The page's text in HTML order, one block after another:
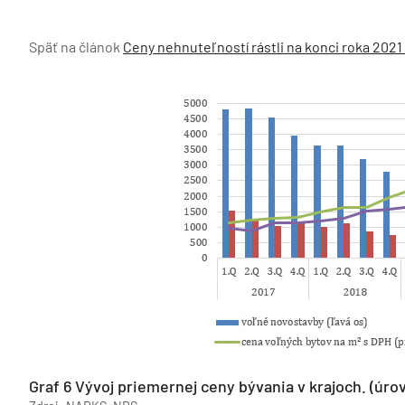
Späť na článok Ceny nehnuteľností rástli na konci roka
Graf 6 Vývoj priemernej ceny bývania v krajoch.